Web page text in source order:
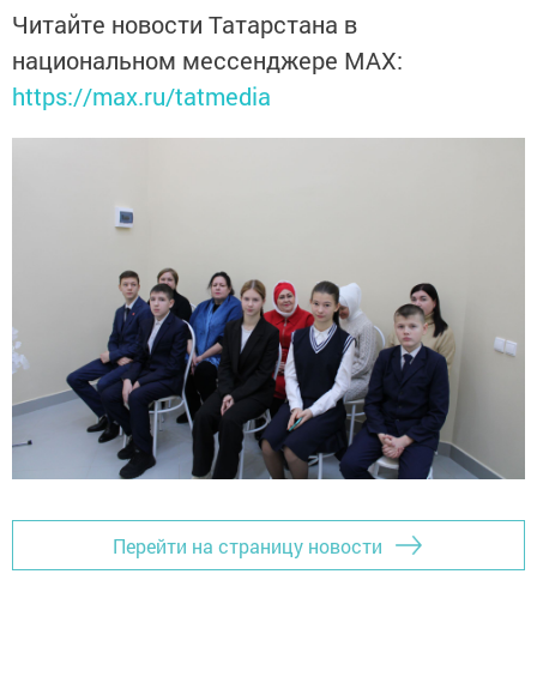
Читайте новости Татарстана в
национальном мессенджере MАХ:
https://max.ru/tatmedia
Перейти на страницу новости